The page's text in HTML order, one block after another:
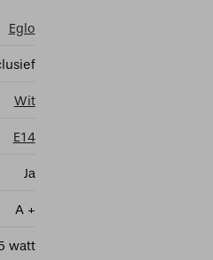
Eglo
Wit
E14
Ja
A +
watt